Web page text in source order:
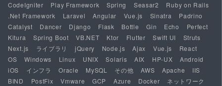
CodeIgniter
Play Framework Spring Seasar2
Ruby on Rails
.Net Framework
Laravel Angular Vue.js Sinatra
Padrino
Catalyst
Dancer Django Flask Bottle Gin Echo
Perfect
Kitura
Spring Boot VB.NET Ktor Flutter Swift UI
Struts
Next.js
ライブラリ jQuery Node.js Ajax Vue.js
React
OS
Windows Linux UNIX Solaris AIX HP-UX
Android
iOS
インフラ Oracle MySQL その他 AWS Apache
IIS
BIND
PostFix Vmware GCP Azure Docker
ネットワーク